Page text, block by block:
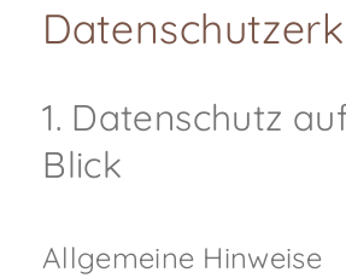
1. Datenschutz
Blick
Allgemeine Hinweise